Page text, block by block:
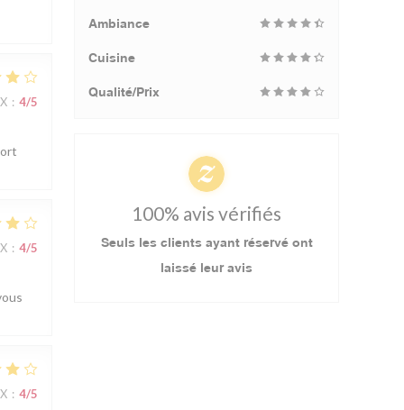
: 4/5
: 4/5
: 4/5
Ambiance
Cuisine
Qualité/Prix
100% avis vérifiés
Seuls les clients ayant réservé ont
laissé leur avis